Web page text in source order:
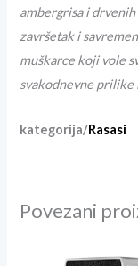
ambergrisa i
završetak i
muškarce koji vole
svakodnevne prilike
kategorija/Rasasi
Povezani